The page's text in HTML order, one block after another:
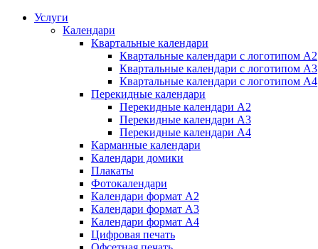
Услуги
Календари
Квартальные календари
Квартальные календари с логотипом А2
Квартальные календари с логотипом А3
Квартальные календари с логотипом А4
Перекидные календари
Перекидные календари А2
Перекидные календари А3
Перекидные календари А4
Карманные календари
Календари домики
Плакаты
Фотокалендари
Календари формат А2
Календари формат А3
Календари формат А4
Цифровая печать